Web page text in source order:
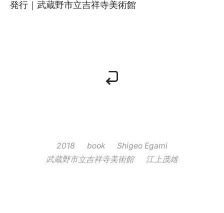
発行｜武蔵野市立吉祥寺美術館
2018 book
Shigeo Egami
武蔵野市立吉祥寺美術館
江上茂雄